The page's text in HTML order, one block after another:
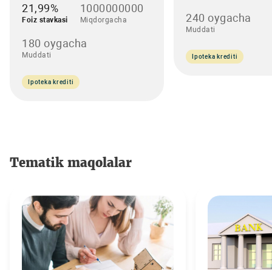
21,99%
Foiz stavkasi
1000000000
Miqdorgacha
180 oygacha
Muddati
Ipoteka krediti
240 oygacha
Muddati
Ipoteka krediti
Tematik maqolalar